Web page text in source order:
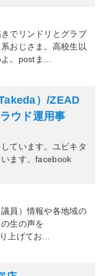
でリンドリとグラブ
おじさま。高校生以
。postま...
）/ZEAD
ウド運用事
ています。ユビキタ
ます。facebook
員）情報や各地域の
生の声を
上げてお...